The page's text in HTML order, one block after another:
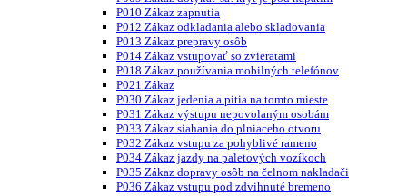
P010 Zákaz zapnutia
P012 Zákaz odkladania alebo skladovania
P013 Zákaz prepravy osôb
P014 Zákaz vstupovať so zvieratami
P018 Zákaz používania mobilných telefónov
P021 Zákaz
P030 Zákaz jedenia a pitia na tomto mieste
P031 Zákaz výstupu nepovolaným osobám
P033 Zákaz siahania do plniaceho otvoru
P032 Zákaz vstupu za pohyblivé rameno
P034 Zákaz jazdy na paletových vozíkoch
P035 Zákaz dopravy osôb na čelnom nakladači
P036 Zákaz vstupu pod zdvihnuté bremeno